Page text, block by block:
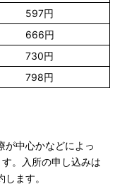
597円
666円
730円
798円
中心かなどによっ
。入所の申し込みは
ます。